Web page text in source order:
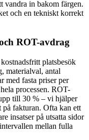
vandra in bakom färgen.
och en tekniskt korrekt
ROT-avdrag
platsbesök
materialval, antal
med fasta priser per
processen. ROT-
till 30 % – vi hjälper
på fakturan. Ofta kan ett
insatser på utsatta sidor
mellan fulla